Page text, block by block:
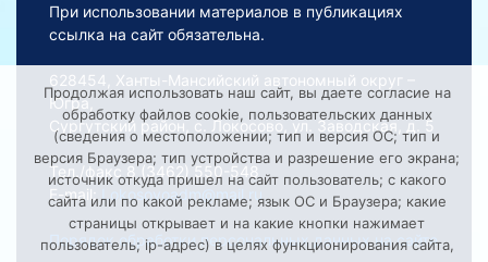
При использовании материалов в публикациях
ссылка на сайт обязательна.
628454, Ханты-Мансийский автономный округ –
Югра,
Сургутский район, с. Локосово, ул. Заводская, д. 5
Тел./факс 8 (3462) 550-548
E-mail:
Lokosovoadm@mail.ru
Порядок обработки персональных данных на сайте
Продолжая использовать наш сайт, вы даете согласие на
обработку файлов cookie, пользовательских данных
(сведения о местоположении; тип и версия ОС; тип и
версия Браузера; тип устройства и разрешение его экрана;
источник откуда пришел на сайт пользователь; с какого
сайта или по какой рекламе; язык ОС и Браузера; какие
страницы открывает и на какие кнопки нажимает
пользователь; ip-адрес) в целях функционирования сайта,